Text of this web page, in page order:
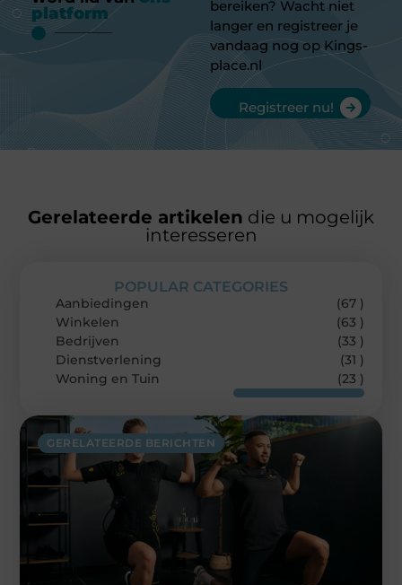
platform
bereiken? Wacht niet
langer en registreer je
vandaag nog op Kings-
place.nl
Registreer nu!
Gerelateerde artikelen die u mogelijk
interesseren
GERELATEERDE BERICHTEN
POPULAR CATEGORIES
Aanbiedingen
(67 )
Winkelen
(63 )
Bedrijven
(33 )
Dienstverlening
(31 )
Woning en Tuin
(23 )